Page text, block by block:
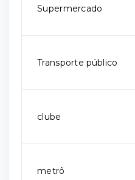
Supermercado
Transporte público
clube
metrô